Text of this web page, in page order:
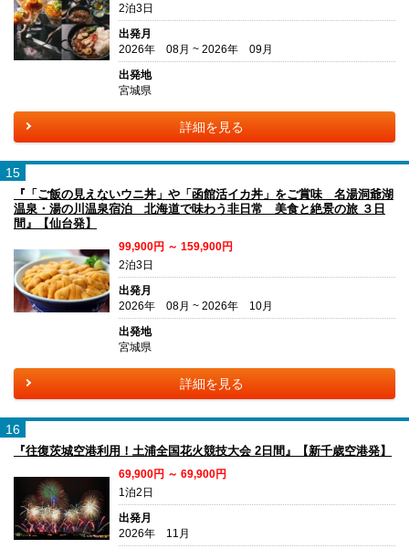
2泊3日
出発月
2026年 08月 ~ 2026年 09月
出発地
宮城県
詳細を見る
15
『「ご飯の見えないウニ丼」や「函館活イカ丼」をご賞味 名湯洞爺湖
温泉・湯の川温泉宿泊 北海道で味わう非日常 美食と絶景の旅 ３日
間』【仙台発】
99,900円 ～ 159,900円
2泊3日
出発月
2026年 08月 ~ 2026年 10月
出発地
宮城県
詳細を見る
16
『往復茨城空港利用！土浦全国花火競技大会 2日間』【新千歳空港発】
69,900円 ～ 69,900円
1泊2日
出発月
2026年 11月